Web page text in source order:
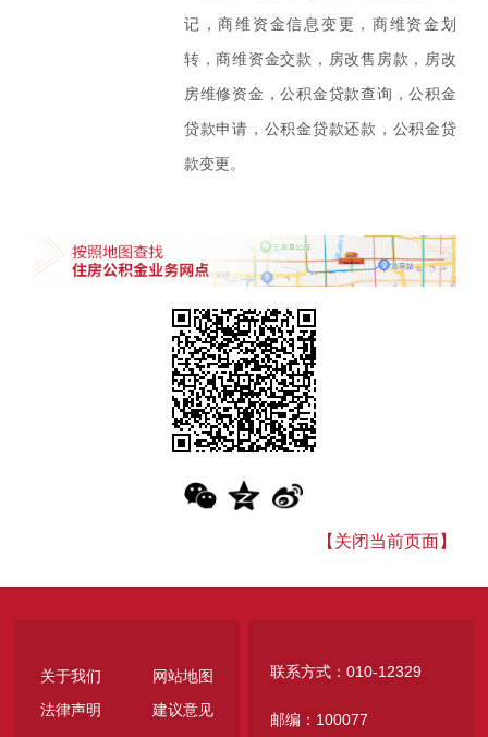
记，商维资金信息变更，商维资金划
转，商维资金交款，房改售房款，房改
房维修资金，公积金贷款查询，公积金
贷款申请，公积金贷款还款，公积金贷
款变更。
【关闭当前页面】
关于我们
网站地图
法律声明
建议意见
联系方式：010-12329
邮编：100077